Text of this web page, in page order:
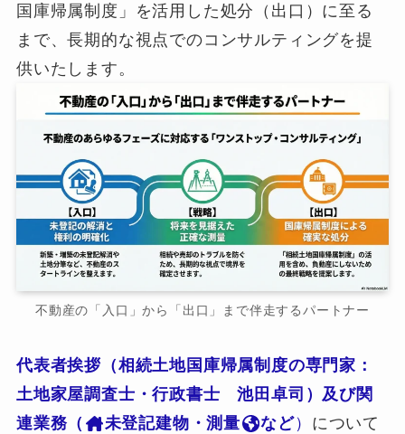
国庫帰属制度」を活用した処分（出口）に至る
まで、長期的な視点でのコンサルティングを提
供いたします。
不動産の「入口」から「出口」まで伴走するパートナー
代表者挨拶（相続土地国庫帰属制度の専門家：
土地家屋調査士・行政書士 池田卓司）及び関
連業務（
未登記建物・測量 など） について